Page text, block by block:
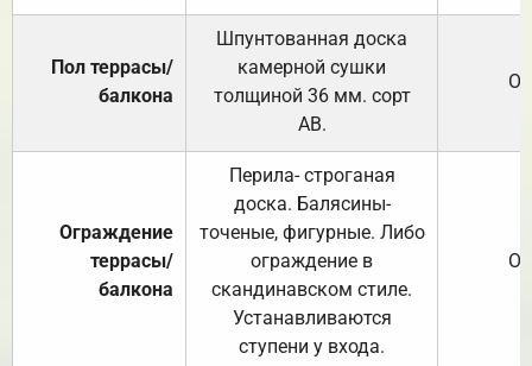
Пол террасы/
балкона
Шпунтованная доска
камерной сушки
толщиной 36 мм. сорт
АВ.
Ограждение
террасы/
балкона
Перила- строганая
доска. Балясины-
точеные, фигурные. Либо
ограждение в
скандинавском стиле.
Устанавливаются
ступени у входа.